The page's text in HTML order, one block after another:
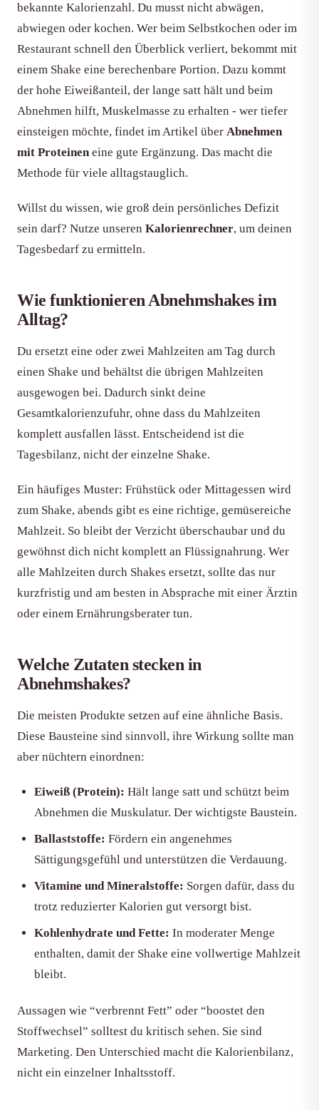
bekannte Kalorienzahl. Du musst nicht abwägen,
abwiegen oder kochen. Wer beim Selbstkochen oder im
Restaurant schnell den Überblick verliert, bekommt mit
einem Shake eine berechenbare Portion. Dazu kommt
der hohe Eiweißanteil, der lange satt hält und beim
Abnehmen hilft, Muskelmasse zu erhalten - wer tiefer
einsteigen möchte, findet im Artikel über Abnehmen
mit Proteineneine gute Ergänzung. Das macht die
Methode für viele alltagstauglich.
Willst du wissen, wie groß dein persönliches Defizit
sein darf? Nutze unseren Kalorienrechner, um deinen
Tagesbedarf zu ermitteln.
Wie funktionieren Abnehmshakes im
Alltag?
Du ersetzt eine oder zwei Mahlzeiten am Tag durch
einen Shake und behältst die übrigen Mahlzeiten
ausgewogen bei. Dadurch sinkt deine
Gesamtkalorienzufuhr, ohne dass du Mahlzeiten
komplett ausfallen lässt. Entscheidend ist die
Tagesbilanz, nicht der einzelne Shake.
Ein häufiges Muster: Frühstück oder Mittagessen wird
zum Shake, abends gibt es eine richtige, gemüsereiche
Mahlzeit. So bleibt der Verzicht überschaubar und du
gewöhnst dich nicht komplett an Flüssignahrung. Wer
alle Mahlzeiten durch Shakes ersetzt, sollte das nur
kurzfristig und am besten in Absprache mit einer Ärztin
oder einem Ernährungsberater tun.
Welche Zutaten stecken in
Abnehmshakes?
Die meisten Produkte setzen auf eine ähnliche Basis.
Diese Bausteine sind sinnvoll, ihre Wirkung sollte man
aber nüchtern einordnen:
Eiweiß (Protein): Hält lange satt und schützt beim
Abnehmen die Muskulatur. Der wichtigste Baustein.
Ballaststoffe: Fördern ein angenehmes
Sättigungsgefühl und unterstützen die Verdauung.
Vitamine und Mineralstoffe: Sorgen dafür, dass du
trotz reduzierter Kalorien gut versorgt bist.
Kohlenhydrate und Fette: In moderater Menge
enthalten, damit der Shake eine vollwertige Mahlzeit
bleibt.
Aussagen wie “verbrennt Fett” oder “boostet den
Stoffwechsel” solltest du kritisch sehen. Sie sind
Marketing. Den Unterschied macht die Kalorienbilanz,
nicht ein einzelner Inhaltsstoff.